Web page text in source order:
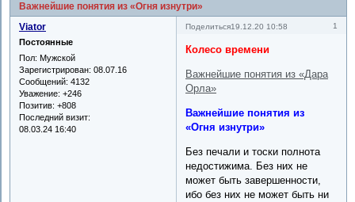
Важнейшие понятия из «Огня изнутри»
Поделиться 1
19.12.20 10:58
Viator
Постоянные
Пол: Мужской
Зарегистрирован: 08.07.16
Сообщений: 4132
Уважение: +246
Позитив: +808
Последний визит:
08.03.24 16:40
Колесо времени
Важнейшие понятия из «Дара
Орла»
Важнейшие понятия из
«Огня изнутри»
Без печали и тоски полнота
недостижима. Без них не
может быть завершенности,
ибо без них не может быть ни